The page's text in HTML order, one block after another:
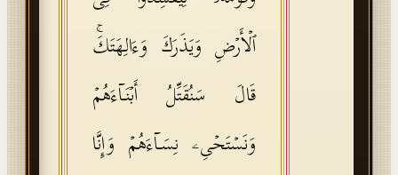
ٱلۡأَرۡضِ وَیَذَرَكَ وَءَالِهَتَكَۚ
قَالَ سَنُقَتِّلُ أَبۡنَاۤءَهُمۡ
وَنَسۡتَحۡیِۦ نِسَاۤءَهُمۡ وَإِنَّا